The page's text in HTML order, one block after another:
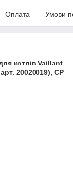
Оплата Умови
котлів Vaillant
20020019), CP